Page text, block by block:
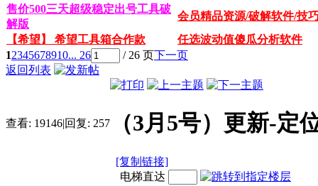
售价500三天超级稳定出号工具破
解版
会员精品资源/破解软件/技
【希望】 希望工具箱合作款
任选波动值傻瓜分析软件
12345678910... 26 / 26 页下一页
返回列表
查看: 19146|回复: 257 （3月5号）更新-定
[复制链接]
电梯直达